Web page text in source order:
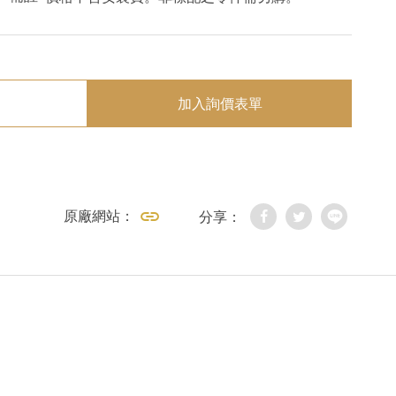
加入詢價表單
原廠網站： 分享：